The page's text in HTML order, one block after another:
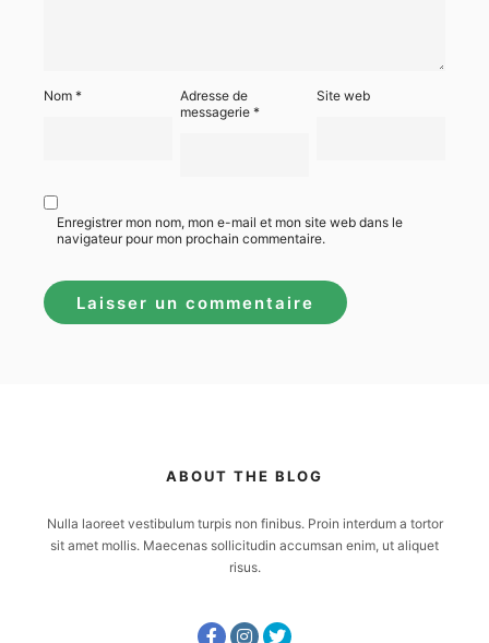
Nom *
Adresse de
messagerie*
Site web
Enregistrer mon nom, mon e-mail et mon site web dans le
navigateur pour mon prochain commentaire.
ABOUT THE BLOG
Nulla laoreet vestibulum turpis non finibus. Proin interdum a tortor
sit amet mollis. Maecenas sollicitudin accumsan enim, ut aliquet
risus.